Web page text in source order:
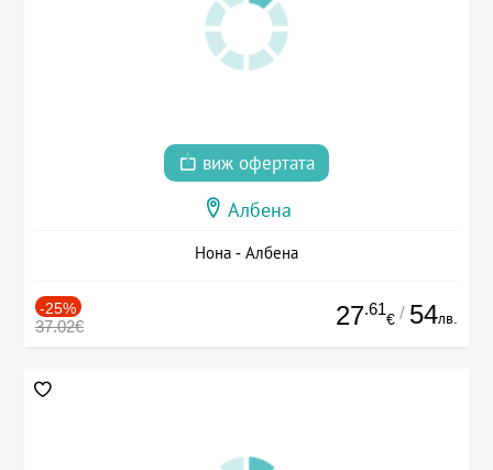
виж офертата
Албена
Нона - Албена
-25%
37.02€ 27.61
€ / 54лв.